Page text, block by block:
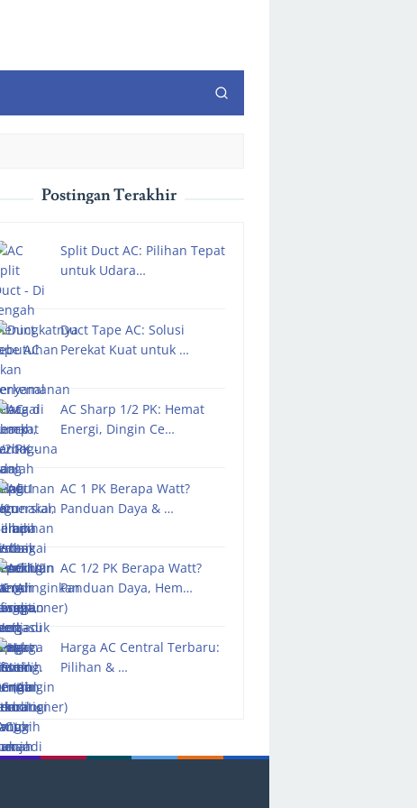
Postingan Terakhir
Split Duct AC: Pilihan Tepat
untuk Udara…
Duct Tape AC: Solusi
Perekat Kuat untuk …
AC Sharp 1/2 PK: Hemat
Energi, Dingin Ce…
AC 1 PK Berapa Watt?
Panduan Daya & …
AC 1/2 PK Berapa Watt?
Panduan Daya, Hem…
Harga AC Central Terbaru:
Pilihan & …